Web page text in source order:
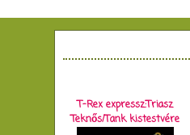
T-Rex expressz:Triasz
Teknős/Tank kistestvére